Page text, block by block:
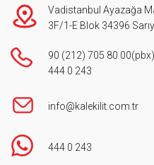
Vadistanbul Ayazağa
3F/1-E Blok 34396
90 (212) 705 80 00(pbx)
444 0 243
info@kalekilit.com.tr
444 0 243